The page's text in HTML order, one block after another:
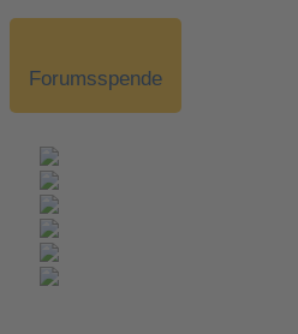
Forumsspende